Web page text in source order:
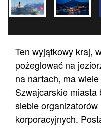
Ten wyjątkowy kraj,
pożeglować na
na nartach, ma
Szwajcarskie
siebie
korporacyjnych.